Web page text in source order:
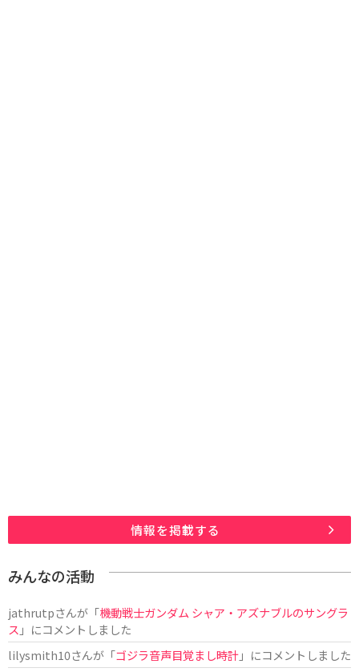
情報を掲載する
みんなの活動
jathrutpさんが「機動戦士ガンダム シャア・アズナブルのサングラ
ス 」にコメントしました
lilysmith10さんが「ゴジラ音声目覚まし時計」にコメントしました